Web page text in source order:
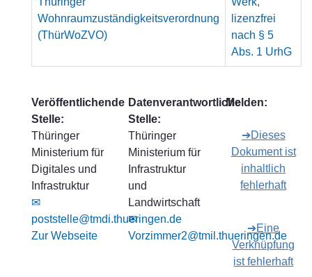
Wohnraumzuständigkeitsverordnung
(ThürWoZVO)
lizenzfrei
nach § 5
Abs. 1 UrhG
Veröffentlichende
Stelle:
Thüringer
Ministerium für
Digitales und
Infrastruktur
✉
poststelle@tmdi.thueringen.de
Zur Webseite
Datenverantwortliche
Stelle:
Thüringer
Ministerium für
Infrastruktur
und
Landwirtschaft
✉
Vorzimmer2@tmil.thueringen.de
Melden:
➔Dieses
Dokument ist
inhaltlich
fehlerhaft
➔Eine
Verknüpfung
ist fehlerhaft